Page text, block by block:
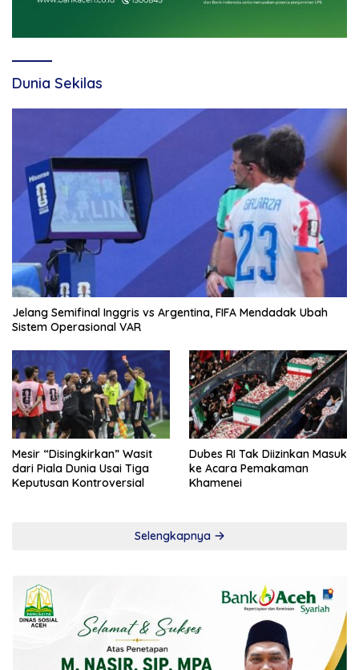
Dunia Sekilas
Jelang Semifinal Inggris vs Argentina, FIFA Mendadak Ubah
Sistem Operasional VAR
Mesir “Disingkirkan” Wasit
dari Piala Dunia Usai Tiga
Keputusan Kontroversial
Dubes RI Tak Diizinkan Masuk
ke Acara Pemakaman
Khamenei
Selengkapnya